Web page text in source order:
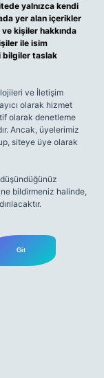
yalnızca kendi
yer alan içerikler
kişiler hakkında
ile isim
bilgiler taslak
ve İletişim
olarak hizmet
olarak denetleme
Ancak, üyelerimiz
siteye üye olarak
bildirmeniz halinde,